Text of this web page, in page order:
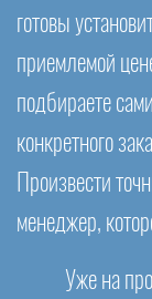
готовы
приемлемой
подбираете
конкретного
Произвести
менеджер,
Уже на